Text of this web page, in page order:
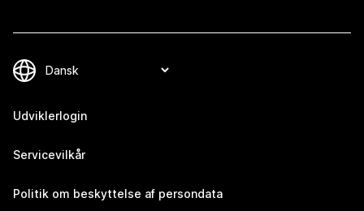
Udviklerlogin
Servicevilkår
Politik om beskyttelse af persondata